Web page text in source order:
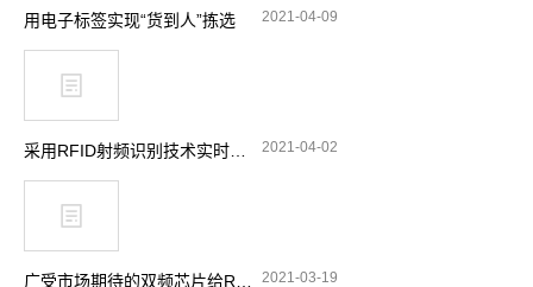
用电子标签实现“货到人”拣选 2021-04-09
2021-04-02
2021-03-19